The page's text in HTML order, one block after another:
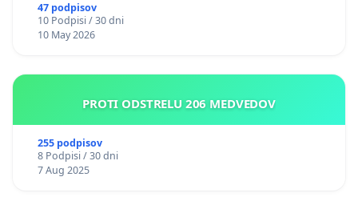
47 podpisov
10 Podpisi / 30 dni
10 May 2026
PROTI ODSTRELU 206 MEDVEDOV
255 podpisov
8 Podpisi / 30 dni
7 Aug 2025